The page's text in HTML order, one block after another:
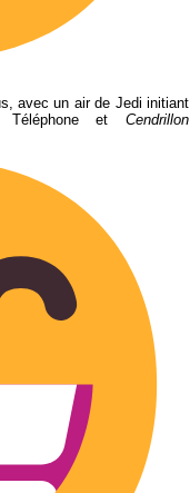
avec un air de Jedi initiant
Téléphone et Cendrillon